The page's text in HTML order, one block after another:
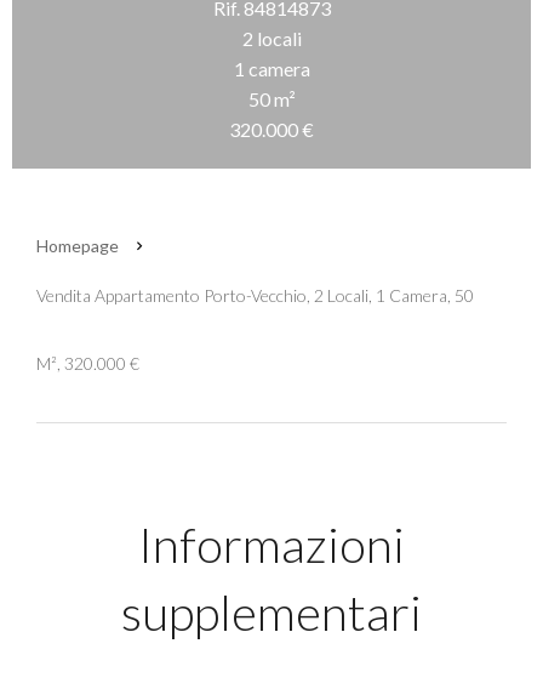
Rif. 84814873
2 locali
1 camera
50 m²
320.000 €
Homepage
Vendita Appartamento Porto-Vecchio, 2 Locali, 1 Camera, 50
M², 320.000 €
Informazioni
supplementari